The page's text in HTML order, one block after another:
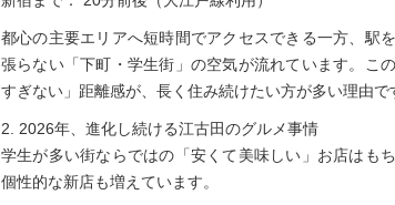
都心の主要エリアへ短時間でアクセスできる一方、駅
張らない「下町・学生街」の空気が流れています。こ
すぎない」距離感が、長く住み続けたい方が多い理由で
2. 2026年、進化し続ける江古田のグルメ事情
学生が多い街ならではの「安くて美味しい」お店はも
個性的な新店も増えています。